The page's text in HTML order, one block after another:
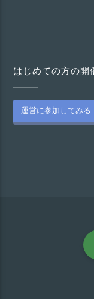
はじめての方の開
運営に参加してみる